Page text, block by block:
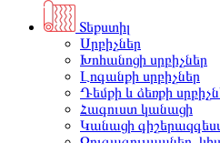
Տեքստիլ
Սրբիչներ
Խոհանոցի սրբիչներ
Լոգանքի սրբիչներ
Դեմքի և ձեռքի
Հագուստ կանացի
Կանացի